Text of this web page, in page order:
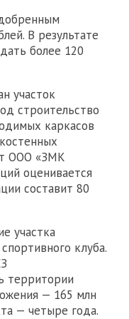
В результате
более 120
участок
строительство
каркасов
ООО «ЗМК
оценивается
составит 80
участка
клуба.
территории
— 165 млн
— четыре года.